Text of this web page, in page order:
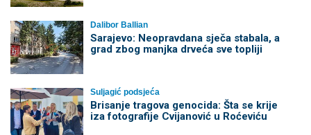
Dalibor Ballian
Sarajevo: Neopravdana sječa stabala, a
grad zbog manjka drveća sve topliji
Suljagić podsjeća
Brisanje tragova genocida: Šta se krije
iza fotografije Cvijanović u Roćeviću